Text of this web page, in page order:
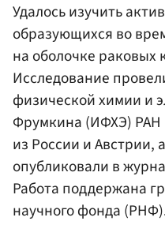
Удалось изучить
образующихся во
на оболочке раковых
Исследование
физической химии и
Фрумкина (ИФХЭ) РАН
из России и Австрии,
опубликовали в
Работа поддержана
научного фонда